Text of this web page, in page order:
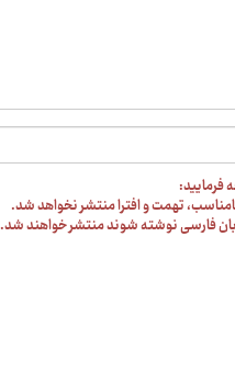
فرمایید:
تهمت و افترا منتشر نخواهد شد.
فارسی نوشته شوند منتشر خواهند شد.